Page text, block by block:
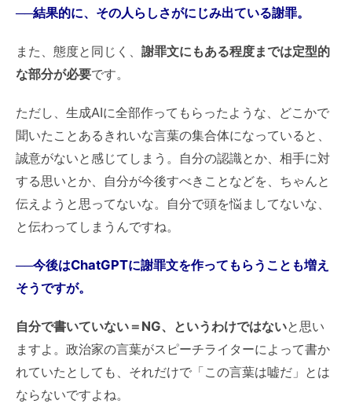
──結果的に、その人らしさがにじみ出ている謝罪。
また、態度と同じく、 謝罪文にもある程度までは定型的
な部分が必要です。
ただし、生成AIに全部作ってもらったような、どこかで
聞いたことあるきれいな言葉の集合体になっていると、
誠意がないと感じてしまう。自分の認識とか、相手に対
する思いとか、自分が今後すべきことなどを、ちゃんと
伝えようと思ってないな。自分で頭を悩ましてないな、
と伝わってしまうんですね。
──今後はChatGPTに謝罪文を作ってもらうことも増え
そうですが。
自分で書いていない＝NG、というわけではないと思い
ますよ。政治家の言葉がスピーチライターによって書か
れていたとしても、それだけで「この言葉は嘘だ」とは
ならないですよね。